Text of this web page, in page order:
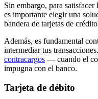
Sin embargo, para
es importante elegir una
bandera de tarjetas de
Además, es fundamental
intermediar tus
contracargos — cuando el
impugna con el banco.
Tarjeta de débito